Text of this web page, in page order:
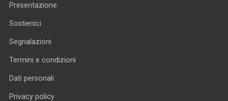
Presentazione
Sostienici
Segnalazioni
Termini e condizioni
Dati personali
Privacy policy